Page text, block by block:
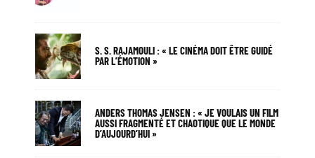
S. S. RAJAMOULI : « LE CINÉMA DOIT ÊTRE GUIDÉ
PAR L’ÉMOTION »
ANDERS THOMAS JENSEN : « JE VOULAIS UN FILM
AUSSI FRAGMENTÉ ET CHAOTIQUE QUE LE MONDE
D’AUJOURD’HUI »